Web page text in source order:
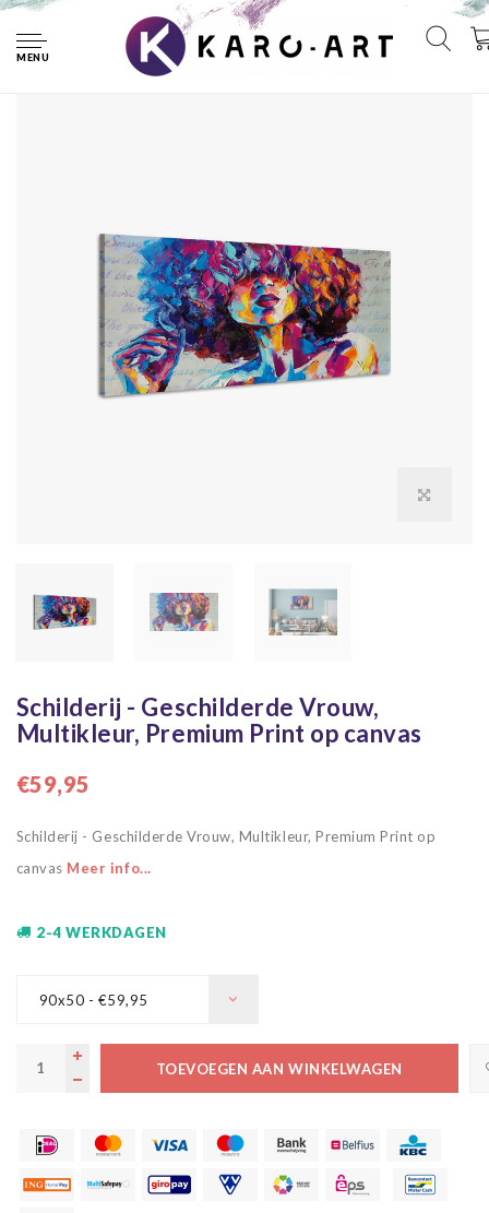
MENU
Schilderij - Geschilderde Vrouw, Multikleur, Premium Print
op canvas
Schilderij - Geschilderde Vrouw,
Multikleur, Premium Print op canvas
€59,95
Schilderij - Geschilderde Vrouw, Multikleur, Premium Print op
canvas Meer info...
2-4 WERKDAGEN
90x50 - €59,95
TOEVOEGEN AAN WINKELWAGEN